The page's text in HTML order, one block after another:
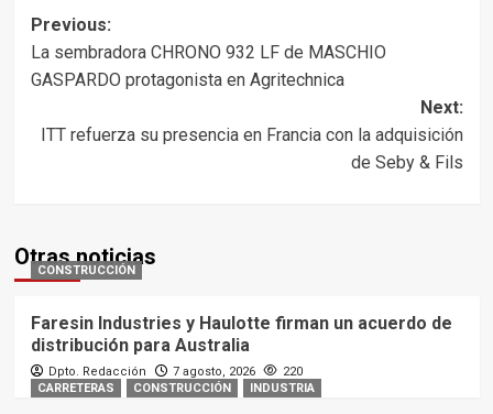
Post
navigation
Previous:
La sembradora CHRONO 932 LF de MASCHIO
GASPARDO protagonista en Agritechnica
Next:
ITT refuerza su presencia en Francia con la adquisición
de Seby & Fils
Otras noticias
CONSTRUCCIÓN
Faresin Industries y Haulotte firman un acuerdo de
distribución para Australia
Dpto. Redacción 7 agosto, 2026
220
CARRETERAS
CONSTRUCCIÓN INDUSTRIA